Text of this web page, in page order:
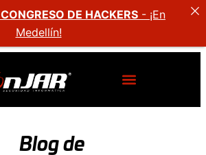
Blog de
CONGRESO DE HACKERS - ¡En
Medellín!